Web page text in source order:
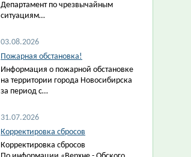
Департамент по чрезвычайным
ситуациям…
03.08.2026
Пожарная обстановка!
Информация о пожарной обстановке
на территории города Новосибирска
за период с…
31.07.2026
Корректировка сбросов
Корректировка сбросов